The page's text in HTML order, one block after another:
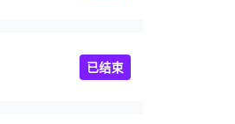
已结束